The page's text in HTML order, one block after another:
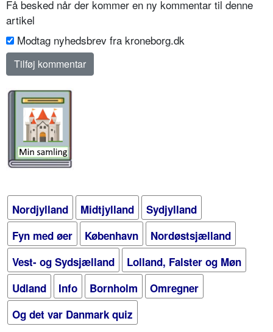
Få besked når der kommer en ny kommentar til denne
artikel
Modtag nyhedsbrev fra kroneborg.dk
Nordjylland Midtjylland
Sydjylland
Fyn med øer
København
Nordøstsjælland
Vest- og Sydsjælland
Lolland, Falster og Møn
Udland
Info Bornholm
Omregner
Og det var Danmark quiz